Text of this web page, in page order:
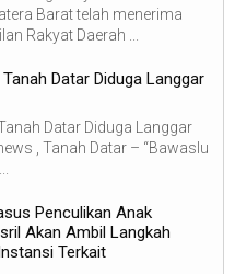
Barat telah menerima
Rakyat Daerah ...
Datar Diduga Langgar
Datar Diduga Langgar
, Tanah Datar – “Bawaslu
Penculikan Anak
Akan Ambil Langkah
Terkait